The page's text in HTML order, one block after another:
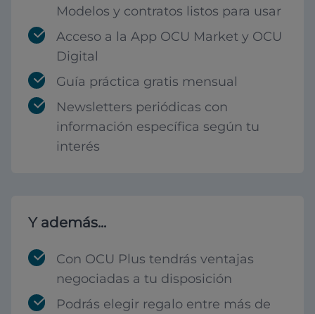
Modelos y contratos listos para usar
Acceso a la App OCU Market y OCU
Digital
Guía práctica gratis mensual
Newsletters periódicas con
información específica según tu
interés
Y además...
Con OCU Plus tendrás ventajas
negociadas a tu disposición
Podrás elegir regalo entre más de